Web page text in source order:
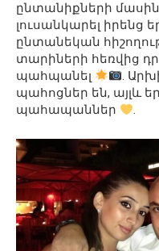
ընտանիքների
լուսանկարել իրենց
ընտանեկան
տարիների հեռվից
պահպանել
.
պահոցներ են, այլև
պահապաններ
.